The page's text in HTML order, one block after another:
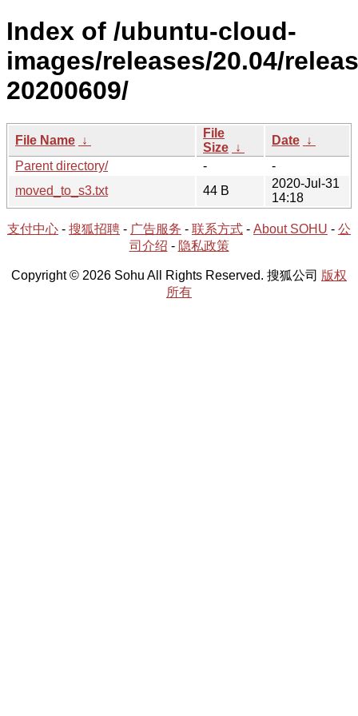
Index of /ubuntu-cloud-
images/releases/20.04/
20200609/
File Name ↓
File
Size ↓
Date ↓
Parent directory/
-
-
moved_to_s3.txt
44 B
2020-Jul-31
14:18
支付中心 - 搜狐招聘 - 广告服务 - 联系方式 - About SOHU - 公
司介绍 - 隐私政策
Copyright © 2026 Sohu All Rights Reserved. 搜狐公司 版权
所有